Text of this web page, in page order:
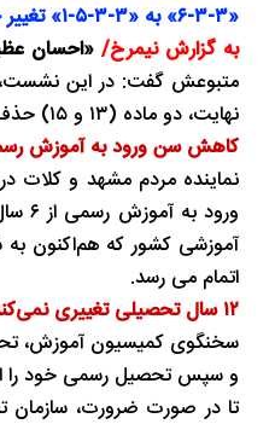
«۳-۳-۶» به «۳-۳-۵-۱» تغییر خواهد کرد.
به گزارش نیمرخ/ «احسان
نهایت، دو ماده (۱۳ و ۱۵) حذف و سایر مواد با اصلاحاتی به تصویب کمیسیون رسید.
کاهش سن ورود به آموزش
اتمام می رسد.
۱۲ سال تحصیلی تغییری نمی‌کند
و سپس تحصیل رسمی خود را از